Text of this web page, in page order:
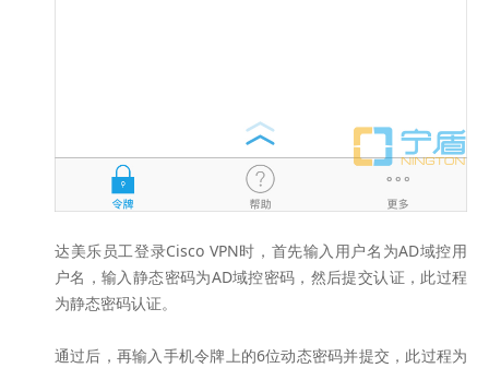
达美乐员工登录Cisco VPN时，首先输入用户名为AD域控用
户名，输入静态密码为AD域控密码，然后提交认证，此过程
为静态密码认证。
通过后，再输入手机令牌上的6位动态密码并提交，此过程为